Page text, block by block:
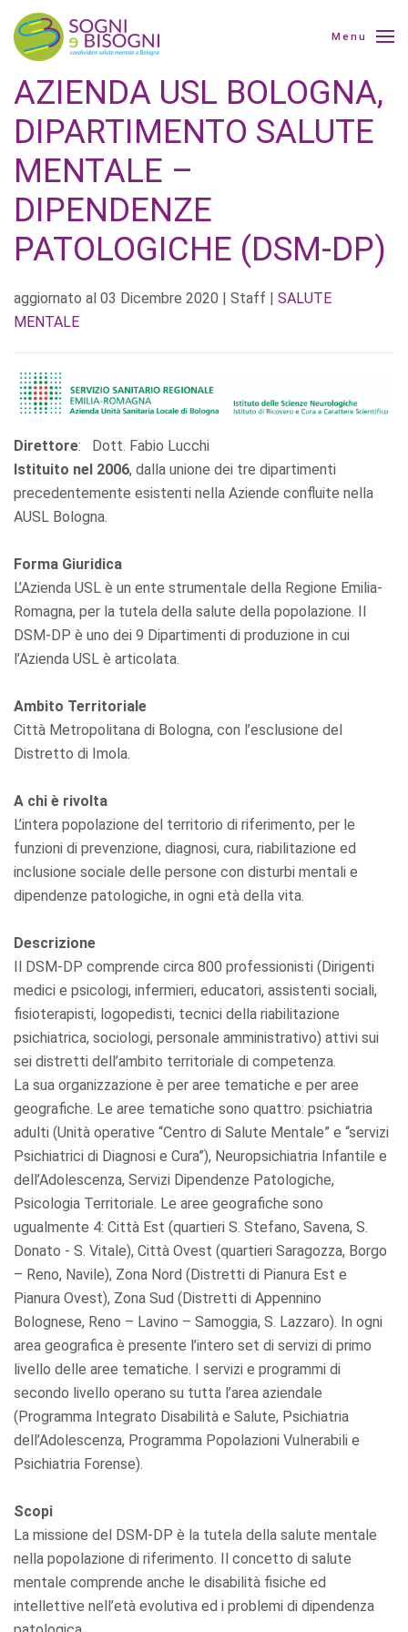
Menu
AZIENDA USL BOLOGNA,
DIPARTIMENTO SALUTE
MENTALE –
DIPENDENZE
PATOLOGICHE (DSM-DP)
aggiornato al 03 Dicembre 2020 | Staff | SALUTE
MENTALE
Direttore: Dott. Fabio Lucchi
Istituito nel 2006, dalla unione dei tre dipartimenti
precedentemente esistenti nella Aziende confluite nella
AUSL Bologna.
Forma Giuridica
L’Azienda USL è un ente strumentale della Regione Emilia-
Romagna, per la tutela della salute della popolazione. Il
DSM-DP è uno dei 9 Dipartimenti di produzione in cui
l’Azienda USL è articolata.
Ambito Territoriale
Città Metropolitana di Bologna, con l’esclusione del
Distretto di Imola.
A chi è rivolta
L’intera popolazione del territorio di riferimento, per le
funzioni di prevenzione, diagnosi, cura, riabilitazione ed
inclusione sociale delle persone con disturbi mentali e
dipendenze patologiche, in ogni età della vita.
Descrizione
Il DSM-DP comprende circa 800 professionisti (Dirigenti
medici e psicologi, infermieri, educatori, assistenti sociali,
fisioterapisti, logopedisti, tecnici della riabilitazione
psichiatrica, sociologi, personale amministrativo) attivi sui
sei distretti dell’ambito territoriale di competenza.
La sua organizzazione è per aree tematiche e per aree
geografiche. Le aree tematiche sono quattro: psichiatria
adulti (Unità operative “Centro di Salute Mentale” e “servizi
Psichiatrici di Diagnosi e Cura”), Neuropsichiatria Infantile e
dell’Adolescenza, Servizi Dipendenze Patologiche,
Psicologia Territoriale. Le aree geografiche sono
ugualmente 4: Città Est (quartieri S. Stefano, Savena, S.
Donato - S. Vitale), Città Ovest (quartieri Saragozza, Borgo
– Reno, Navile), Zona Nord (Distretti di Pianura Est e
Pianura Ovest), Zona Sud (Distretti di Appennino
Bolognese, Reno – Lavino – Samoggia, S. Lazzaro). In ogni
area geografica è presente l’intero set di servizi di primo
livello delle aree tematiche. I servizi e programmi di
secondo livello operano su tutta l’area aziendale
(Programma Integrato Disabilità e Salute, Psichiatria
dell’Adolescenza, Programma Popolazioni Vulnerabili e
Psichiatria Forense).
Scopi
La missione del DSM-DP è la tutela della salute mentale
nella popolazione di riferimento. Il concetto di salute
mentale comprende anche le disabilità fisiche ed
intellettive nell’età evolutiva ed i problemi di dipendenza